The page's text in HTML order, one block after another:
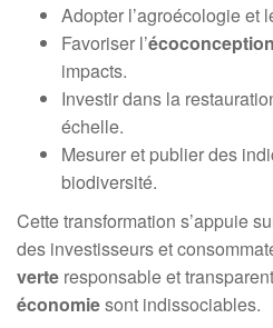
Adopter l’agroécologie et
Favoriser l’écoconception
impacts.
Investir dans la
échelle.
Mesurer et publier des
biodiversité.
Cette transformation s’appuie
des investisseurs et
verte responsable et
économiesont indissociables.